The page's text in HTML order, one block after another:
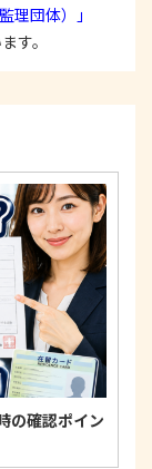
ついて
は、適切
の停止等
じます。
報の取扱
の他の規
ビル202
担当
理団体）」
す。
の確認ポイン